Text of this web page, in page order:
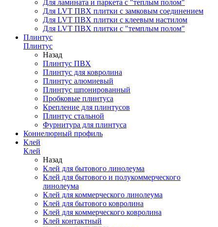
Для ламината и паркета с "теплым полом"
Для LVT ПВХ плитки с замковым соединением
Для LVT ПВХ плитки с клеевым настилом
Для LVT ПВХ плитки с "темплым полом"
Плинтус
Плинтус
Назад
Плинтус ПВХ
Плинтус для ковролина
Плинтус алюмиевый
Плинтус шпонированный
Пробковые плинтуса
Крепление для плинтусов
Плинтус стальной
Фурнитура для плинтуса
Коннелюрный профиль
Клей
Клей
Назад
Клей для бытового линолеума
Клей для бытового и полукоммерческого
линолеума
Клей для коммерческого линолеума
Клей для бытового ковролина
Клей для коммерческого ковролина
Клей контактный